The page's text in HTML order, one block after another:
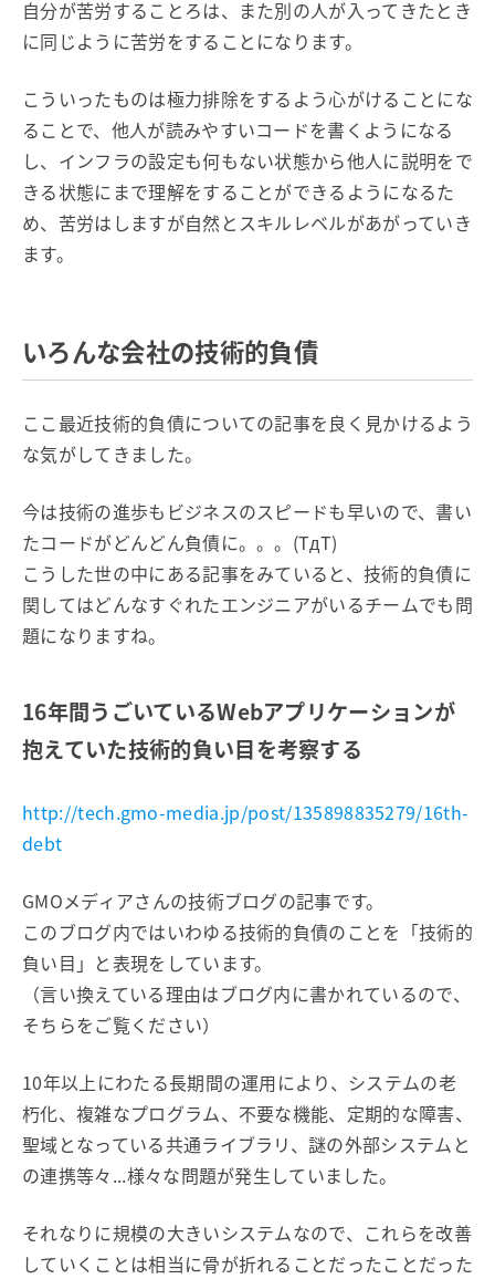
自分が苦労することろは、また別の人が入ってきたとき
に同じように苦労をすることになります。
こういったものは極力排除をするよう心がけることにな
ることで、他人が読みやすいコードを書くようになる
し、インフラの設定も何もない状態から他人に説明をで
きる状態にまで理解をすることができるようになるた
め、苦労はしますが自然とスキルレベルがあがっていき
ます。
いろんな会社の技術的負債
ここ最近技術的負債についての記事を良く見かけるよう
な気がしてきました。
今は技術の進歩もビジネスのスピードも早いので、書い
たコードがどんどん負債に。。。(TдT)
こうした世の中にある記事をみていると、技術的負債に
関してはどんなすぐれたエンジニアがいるチームでも問
題になりますね。
16年間うごいているWebアプリケーションが
抱えていた技術的負い目を考察する
http://tech.gmo-media.jp/post/135898835279/16th-
debt
GMOメディアさんの技術ブログの記事です。
このブログ内ではいわゆる技術的負債のことを「技術的
負い目」と表現をしています。
（言い換えている理由はブログ内に書かれているので、
そちらをご覧ください）
10年以上にわたる長期間の運用により、システムの老
朽化、複雑なプログラム、不要な機能、定期的な障害、
聖域となっている共通ライブラリ、謎の外部システムと
の連携等々...様々な問題が発生していました。
それなりに規模の大きいシステムなので、これらを改善
していくことは相当に骨が折れることだったことだった